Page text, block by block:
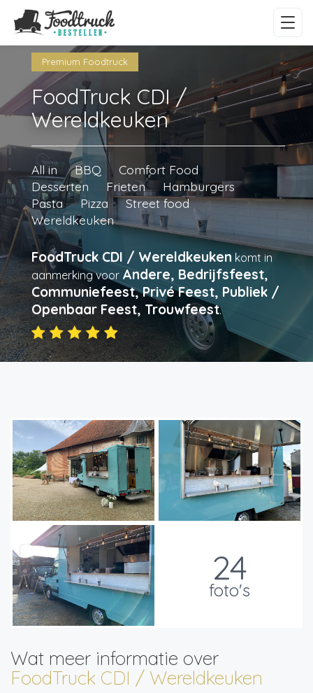
Premium Foodtruck
FoodTruck CDI /
Wereldkeuken
All in BBQ
Comfort Food
Desserten
Frieten
Hamburgers
Pasta
Pizza
Street food
Wereldkeuken
FoodTruck CDI / Wereldkeuken komt in
aanmerking voor Andere, Bedrijfsfeest,
Communiefeest, Privé Feest, Publiek /
Openbaar Feest, Trouwfeest.
24
foto's
Wat meer informatie over
FoodTruck CDI / Wereldkeuken